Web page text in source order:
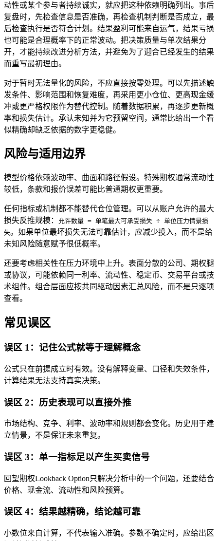
动性或某个参与者持续诚实，就应把这种依赖明确列出。事后
复盘时，先检查信息是否准确，再检查机制判断是否成立，最
后检查执行是否符合计划。结果盈利可能来自运气，结果亏损
也可能是合理概率下的正常波动。把决策质量与单次结果分
开，才能持续改进分析方法，并避免为了迎合已经发生的结果
而重写最初理由。
对于暂时无法量化的风险，不应直接按零处理。可以先描述触
发条件、影响范围和恢复难度，再采用更小仓位、更高现金缓
冲或更严格权限作为替代控制。随着数据积累，再逐步更新概
率和损失估计。承认未知并为它预留空间，通常比给出一个看
似精确却缺乏依据的数字更稳健。
风险与适用边界
模型价格依赖波动率、曲面和路径假设。特殊期权通常流动性
较低，条款和报价误差可能比普通期权更重要。
任何指标或机制都不能替代仓位管理。可以从账户允许的最大
损失反推规模：
允许数量 = 单笔最大可承受损失 ÷ 单位压力情景损
失。如果单位最坏损失无法可靠估计，应减少投入，而不是给
未知风险随意赋予很低概率。
还要考虑相关性在压力环境中上升。表面分散的公司、期权腿
或协议，可能依赖同一利率、流动性、稳定币、交易平台或技
术组件。组合层面应按共同驱动因素汇总风险，而不是只逐项
查看。
常见误区
误区 1：记住公式就等于理解概念
公式只在前提成立时有效。没有解释变量、口径和失效条件，
计算结果无法支持真实决策。
误区 2：历史表现可以直接外推
市场结构、竞争、利率、波动率和规则都会变化。历史用于建
立情景，不是保证未来重复。
误区 3：单一指标足以产生买卖信号
回望期权Lookback Option只解决分析中的一个问题，还要结合
价格、现金流、流动性和风险预算。
误区 4：结果越精确，结论越可靠
小数位来自计算，不代表输入准确。参数不确定时，应给出区